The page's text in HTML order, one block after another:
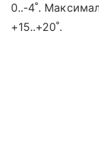
0..-4˚.
+15..+20˚.